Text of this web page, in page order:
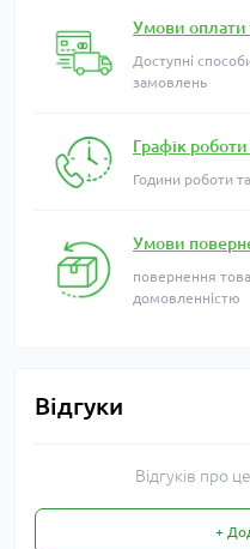
Умови оплати
Доступні
замовлень
Графік роботи
Години роботи
Умови
повернення
домовленністю
Відгуки
Відгуків про
+